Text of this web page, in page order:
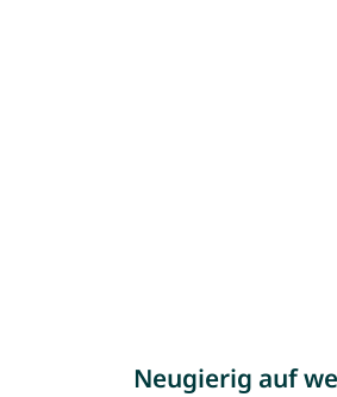
Neugierig auf